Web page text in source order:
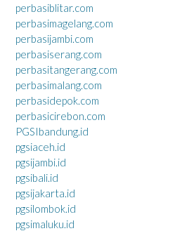
perbasiblitar.com
perbasimagelang.com
perbasijambi.com
perbasiserang.com
perbasitangerang.com
perbasimalang.com
perbasidepok.com
perbasicirebon.com
PGSIbandung.id
pgsiaceh.id
pgsijambi.id
pgsibali.id
pgsijakarta.id
pgsilombok.id
pgsimaluku.id